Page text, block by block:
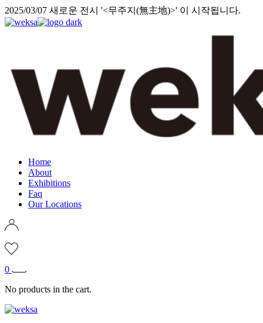
Skip
to
2025/03/07 새로운 전시 '<무주지(無主地)>' 이 시작됩니다.
Home
About
Exhibitions
Faq
Our Locations
0
No products in the cart.